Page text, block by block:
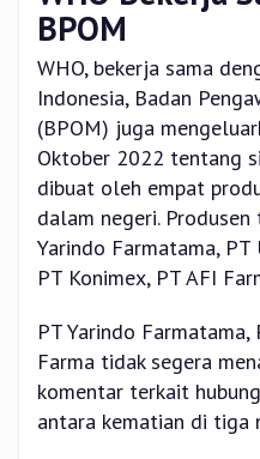
BPOM
WHO, bekerja sama
Indonesia, Badan
(BPOM) juga
Oktober 2022 tentang
dibuat oleh empat
dalam negeri.
Yarindo Farmatama,
PT Konimex, PT AFI
PT Yarindo Farmatama,
Farma tidak segera
komentar terkait
antara kematian di tiga